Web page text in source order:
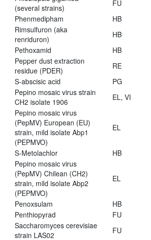
(several strains)
FU
Phenmedipham
HB
Rimsulfuron (aka
renriduron)
HB
Pethoxamid
HB
Pepper dust extraction
residue (PDER)
RE
S-abscisic acid
PG
Pepino mosaic virus strain
CH2 isolate 1906
EL, VI
Pepino mosaic virus
(PepMV) European (EU)
strain, mild isolate Abp1
(PEPMVO)
EL
S-Metolachlor HB
Pepino mosaic virus
(PepMV) Chilean (CH2)
strain, mild isolate Abp2
(PEPMVO)
EL
Penoxsulam HB
Penthiopyrad
FU
Saccharomyces cerevisiae
strain LAS02
FU